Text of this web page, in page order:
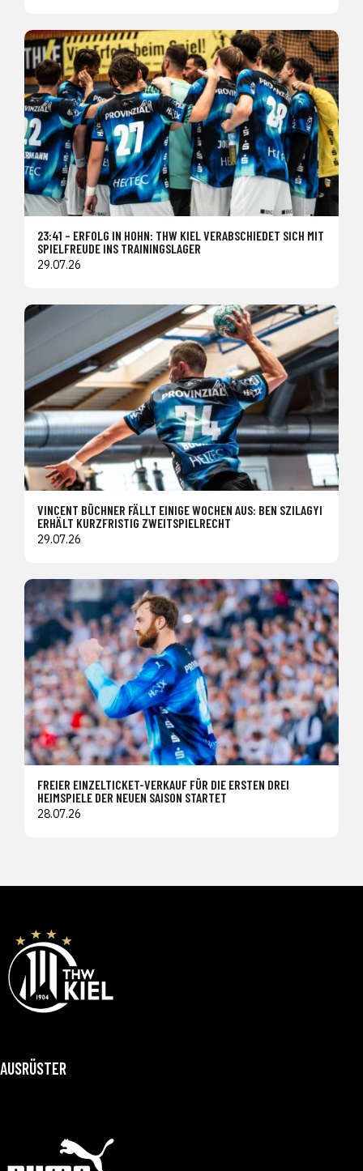
23:41 – ERFOLG IN HOHN: THW KIEL VERABSCHIEDET SICH MIT
SPIELFREUDE INS TRAININGSLAGER
29.07.26
VINCENT BÜCHNER FÄLLT EINIGE WOCHEN AUS: BEN SZILAGYI
ERHÄLT KURZFRISTIG ZWEITSPIELRECHT
29.07.26
FREIER EINZELTICKET-VERKAUF FÜR DIE ERSTEN DREI
HEIMSPIELE DER NEUEN SAISON STARTET
28.07.26
AUSRÜSTER